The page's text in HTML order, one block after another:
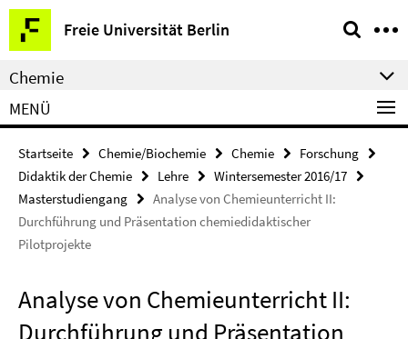
Springe
direkt
zu
Inhalt
Freie Universität Berlin
Service-
Navigation
Chemie
MENÜ
Startseite Chemie/Biochemie Chemie
Forschung
Didaktik der Chemie
Lehre
Wintersemester 2016/17
Masterstudiengang
Analyse von Chemieunterricht II:
Durchführung und Präsentation chemiedidaktischer
Pilotprojekte
Analyse von Chemieunterricht II:
Durchführung und Präsentation